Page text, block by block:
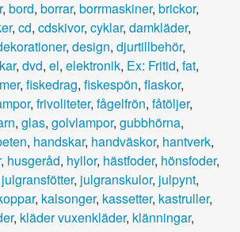
, bord, borrar, borrmaskiner, brickor,
, cd, cdskivor, cyklar, damkläder,
, design, djurtillbehör,
, dvd, el, elektronik, Ex: Fritid, fat,
, fiskedrag, fiskespön, flaskor,
, frivoliteter, fågelfrön, fåtöljer,
, glas, golvlampor, gubbhörna,
, handskar, handväskor, hantverk,
, husgeråd, hyllor, hästfoder, hönsfoder,
julgransfötter, julgranskulor, julpynt,
, kalsonger, kassetter, kastruller,
, kläder vuxenkläder, klänningar,